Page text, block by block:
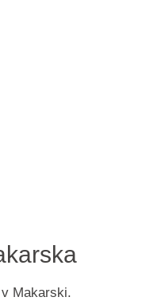
Makarski.